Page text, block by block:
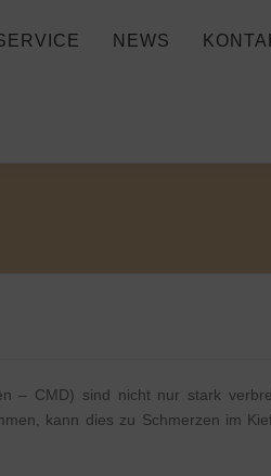
NEWS
– CMD) sind nicht nur stark
kann dies zu Schmerzen im